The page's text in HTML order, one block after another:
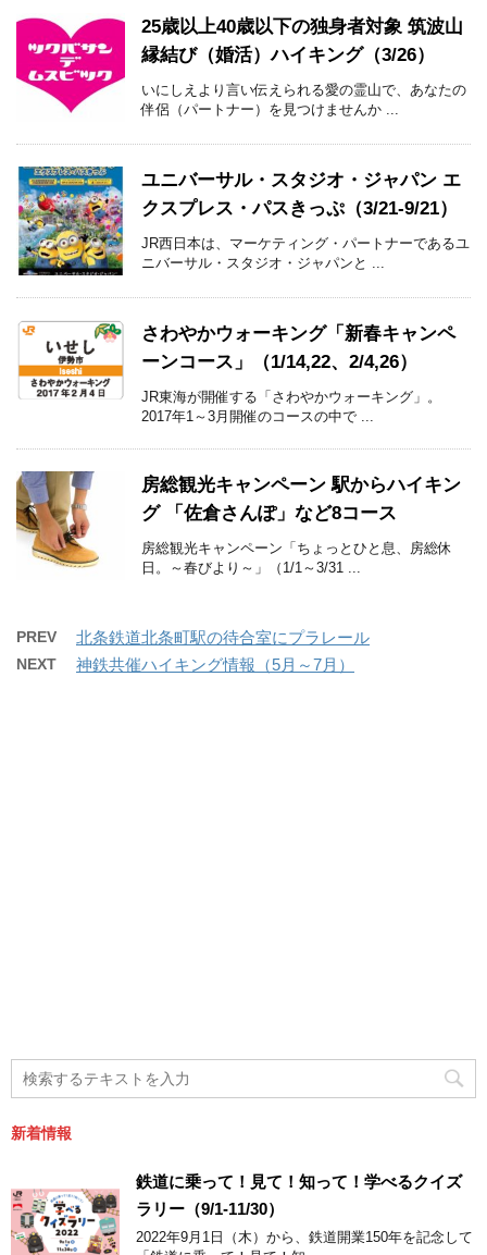
25歳以上40歳以下の独身者対象 筑波山
縁結び（婚活）ハイキング（3/26）
いにしえより言い伝えられる愛の霊山で、あなたの
伴侶（パートナー）を見つけませんか ...
ユニバーサル・スタジオ・ジャパン エ
クスプレス・パスきっぷ（3/21-9/21）
JR西日本は、マーケティング・パートナーであるユ
ニバーサル・スタジオ・ジャパンと ...
さわやかウォーキング「新春キャンペ
ーンコース」（1/14,22、2/4,26）
JR東海が開催する「さわやかウォーキング」。
2017年1～3月開催のコースの中で ...
房総観光キャンペーン 駅からハイキン
グ 「佐倉さんぽ」など8コース
房総観光キャンペーン「ちょっとひと息、房総休
日。～春びより～」（1/1～3/31 ...
PREV 北条鉄道北条町駅の待合室にプラレール
NEXT 神鉄共催ハイキング情報（5月～7月）
新着情報
鉄道に乗って！見て！知って！学べるクイズ
ラリー（9/1-11/30）
2022年9月1日（木）から、鉄道開業150年を記念して